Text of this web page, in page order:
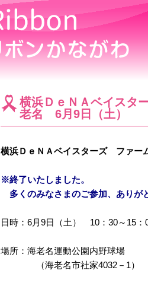
横浜ＤｅＮＡベイスタ
老名 6月9日（土）
横浜ＤｅＮＡベイスターズ ファー
※終了いたしました。
多くのみなさまのご参加、ありが
日時：6月9日（土） 10：30～15：
場所：海老名運動公園内野球場
（海老名市社家4032－1）